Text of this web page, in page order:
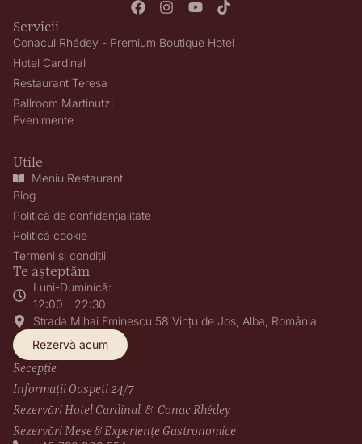
Servicii
Conacul Rhédey - Premium Boutique Hotel
Hotel Cardinal
Restaurant Teresa
Ballroom Martinutzi
Evenimente
Utile
Meniu Restaurant
Blog
Politică de confidențialitate
Politică cookie
Termeni și condiții
Te așteptăm
Luni-Duminică:
12:00 - 22:30
Strada Mihai Eminescu 58 Vințu de Jos, Alba, România
Rezervă acum
Recepție
Informații Oaspeți 24/7
Rezervări Hotel Cardinal & Conac Rhédey
Rezervări Mese & Experiențe Gastronomice